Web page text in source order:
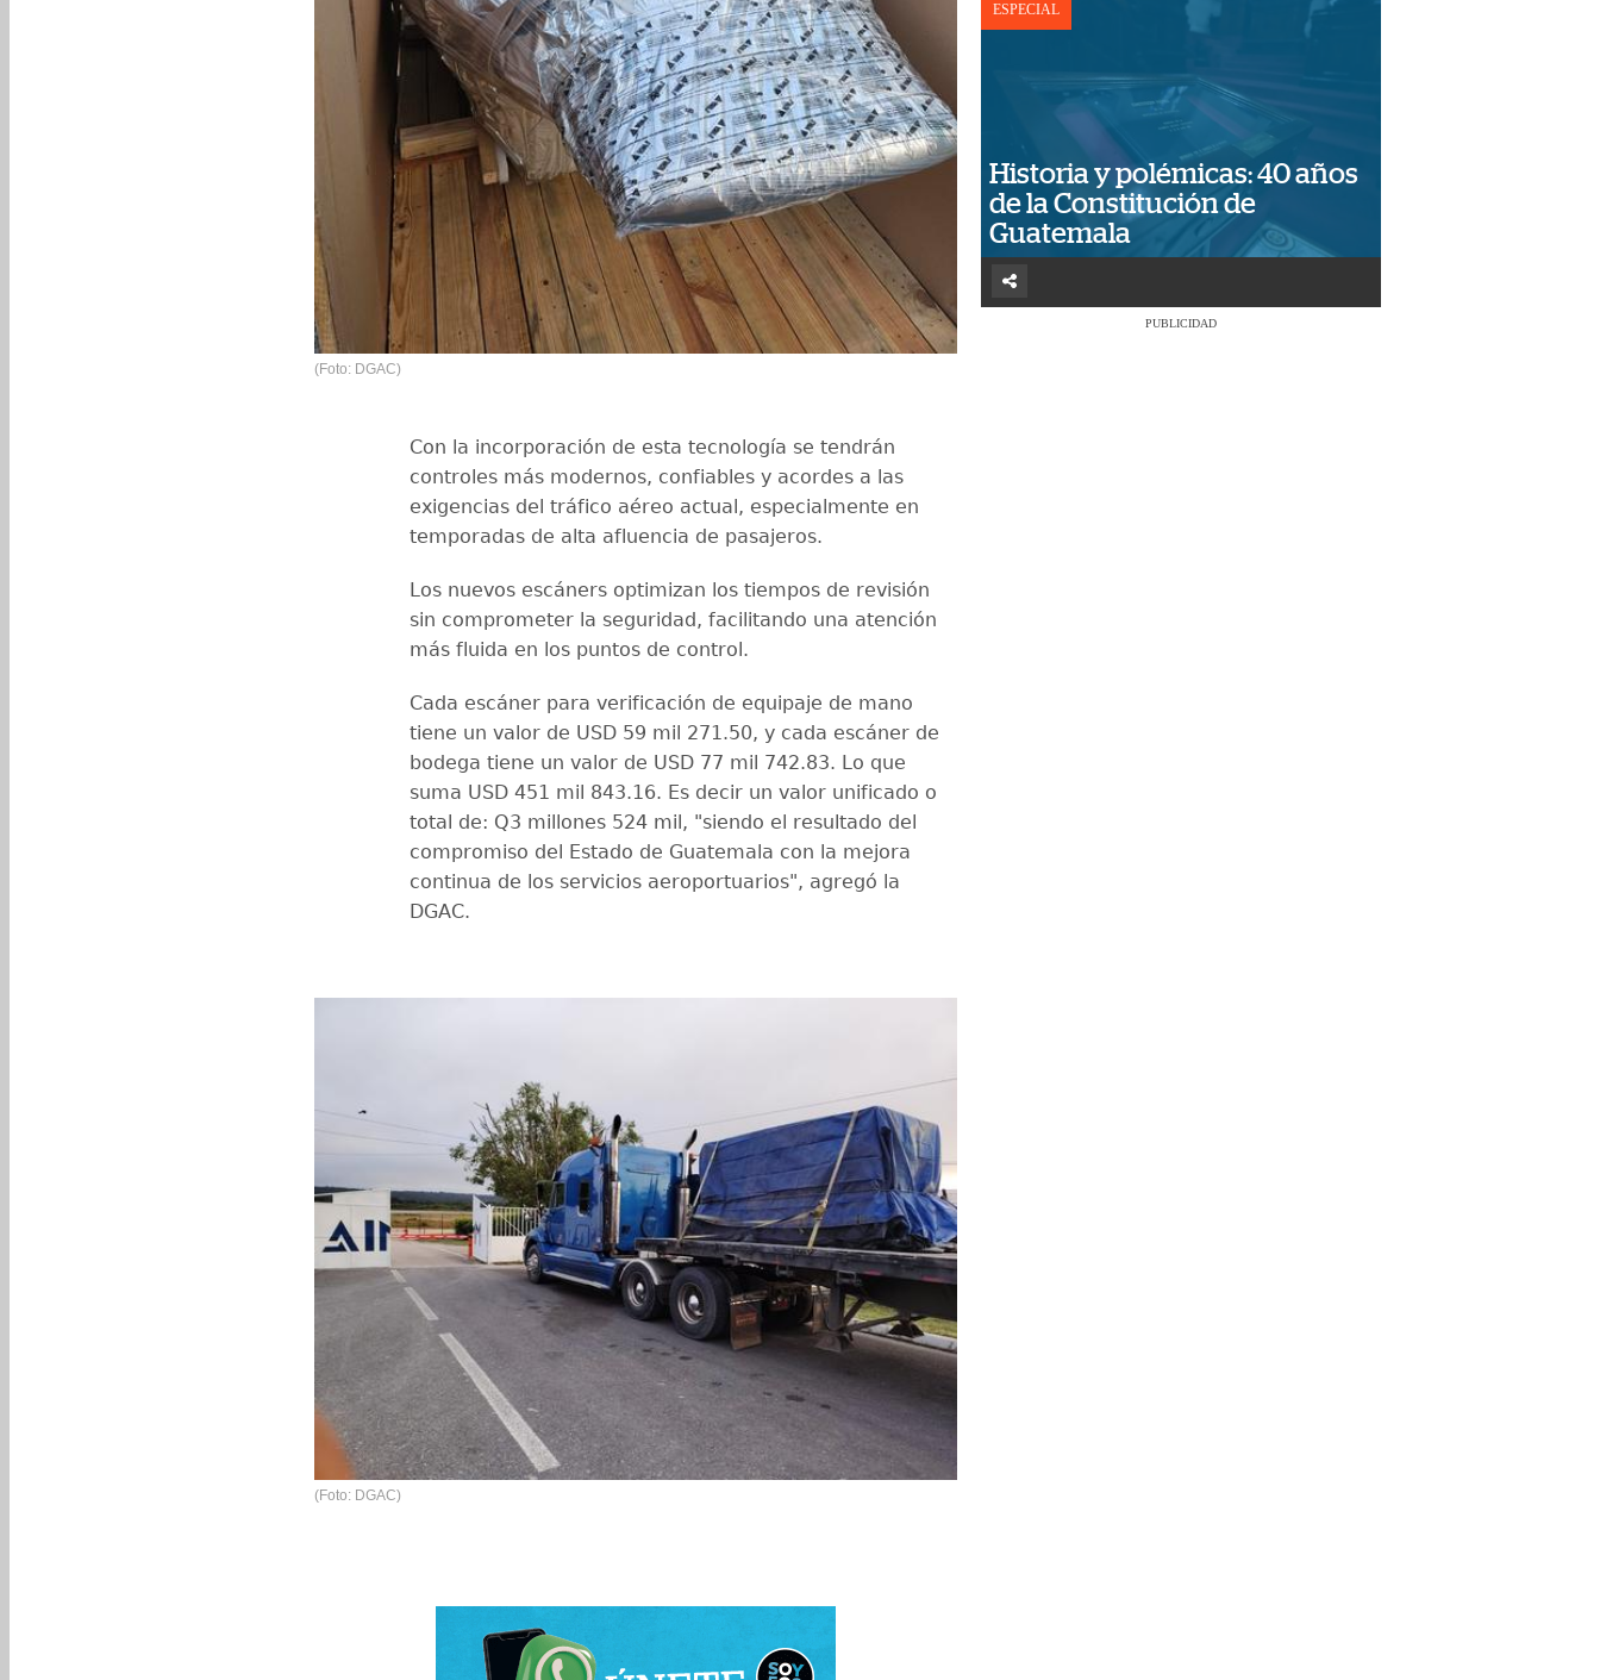
(Foto: DGAC)
Con la incorporación de esta tecnología se tendrán
controles más modernos, confiables y acordes a las
exigencias del tráfico aéreo actual, especialmente en
temporadas de alta afluencia de pasajeros.
Los nuevos escáners optimizan los tiempos de revisión
sin comprometer la seguridad, facilitando una atención
más fluida en los puntos de control.
Cada escáner para verificación de equipaje de mano
tiene un valor de USD 59 mil 271.50, y cada escáner de
bodega tiene un valor de USD 77 mil 742.83. Lo que
suma USD 451 mil 843.16. Es decir un valor unificado o
total de: Q3 millones 524 mil, "siendo el resultado del
compromiso del Estado de Guatemala con la mejora
continua de los servicios aeroportuarios", agregó la
DGAC.
(Foto: DGAC)
ESPECIAL
Historia y polémicas: 40 años
de la Constitución de
Guatemala
PUBLICIDAD